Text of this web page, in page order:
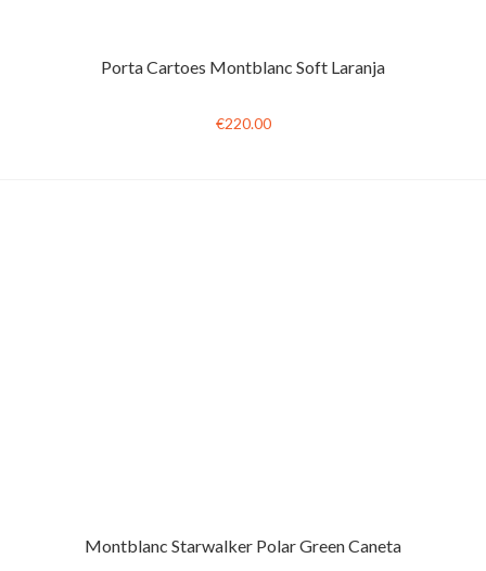
Porta Cartoes Montblanc Soft Laranja
€220.00
Montblanc Starwalker Polar Green Caneta